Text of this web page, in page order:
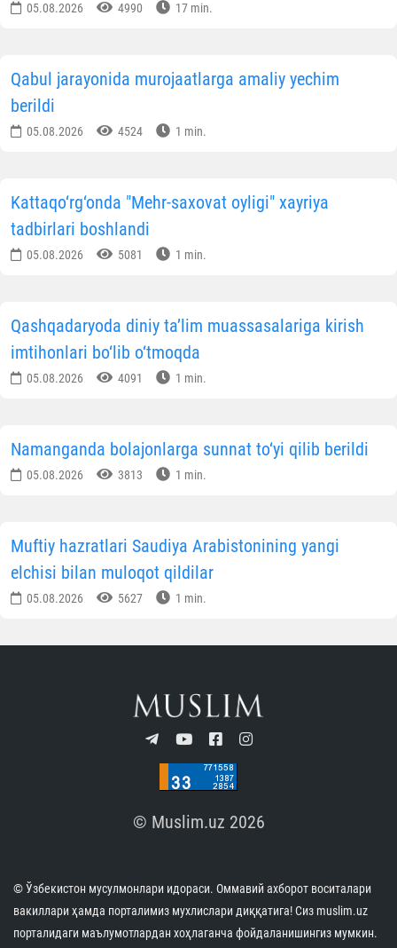
05.08.2026 4990 17 min.
Qabul jarayonida murojaatlarga amaliy yechim
berildi
05.08.2026 4524 1 min.
Kattaqo‘rg‘onda "Mehr-saxovat oyligi" xayriya
tadbirlari boshlandi
05.08.2026 5081 1 min.
Qashqadaryoda diniy ta’lim muassasalariga kirish
imtihonlari bo‘lib o‘tmoqda
05.08.2026 4091 1 min.
Namanganda bolajonlarga sunnat to‘yi qilib berildi
05.08.2026 3813 1 min.
Muftiy hazratlari Saudiya Arabistonining yangi
elchisi bilan muloqot qildilar
05.08.2026 5627 1 min.
© Muslim.uz 2026
© Ўзбекистон мусулмонлари идораси. Оммавий ахборот воситалари
вакиллари ҳамда порталимиз мухлислари диққатига! Сиз muslim.uz
порталидаги маълумотлардан хоҳлаганча фойдаланишингиз мумкин.